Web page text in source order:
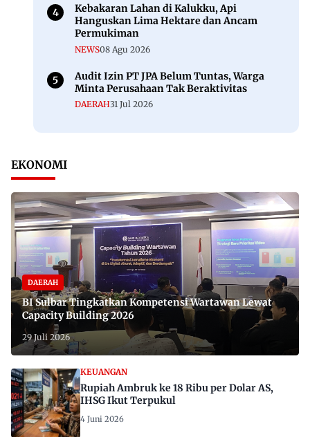
Kebakaran Lahan di Kalukku, Api
Hanguskan Lima Hektare dan Ancam
Permukiman
NEWS08 Agu 2026
Audit Izin PT JPA Belum Tuntas, Warga
Minta Perusahaan Tak Beraktivitas
DAERAH31 Jul 2026
EKONOMI
DAERAH
BI Sulbar Tingkatkan Kompetensi Wartawan Lewat
Capacity Building 2026
29 Juli 2026
KEUANGAN
Rupiah Ambruk ke 18 Ribu per Dolar AS,
IHSG Ikut Terpukul
4 Juni 2026